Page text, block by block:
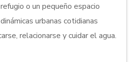
o un pequeño espacio
urbanas cotidianas
relacionarse y cuidar el agua.